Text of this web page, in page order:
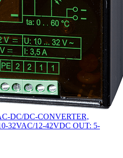
DC/DC-CONVERTER,
32VAC/12-42VDC OUT: 5-